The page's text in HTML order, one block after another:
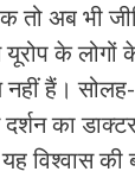
तो अब भी
यूरोप के
नहीं हैं।
दर्शन का
विश्‍वास